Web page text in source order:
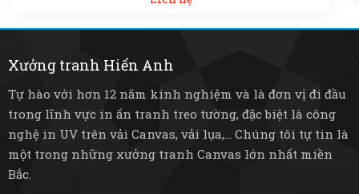
Xưởng tranh Hiển Anh
Tự hào với hơn 12 năm kinh nghiệm và là đơn vị đi đầu
trong lĩnh vực in ấn tranh treo tường, đặc biệt là công
nghệ in UV trên vải Canvas, vải lụa,... Chúng tôi tự tin là
một trong những xưởng tranh Canvas lớn nhất miền
Bắc.